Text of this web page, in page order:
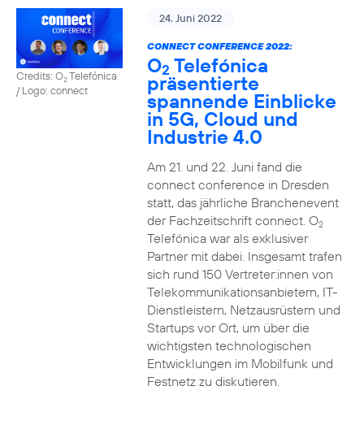
Credits: O2Telefónica
/ Logo: connect
24. Juni 2022
CONNECT CONFERENCE 2022:
O2 Telefónica
präsentierte
spannende Einblicke
in 5G, Cloud und
Industrie 4.0
Am 21. und 22. Juni fand die
connect conference in Dresden
statt, das jährliche Branchenevent
der Fachzeitschrift connect. O2
Telefónica war als exklusiver
Partner mit dabei. Insgesamt trafen
sich rund 150 Vertreter:innen von
Telekommunikationsanbietern, IT-
Dienstleistern, Netzausrüstern und
Startups vor Ort, um über die
wichtigsten technologischen
Entwicklungen im Mobilfunk und
Festnetz zu diskutieren.